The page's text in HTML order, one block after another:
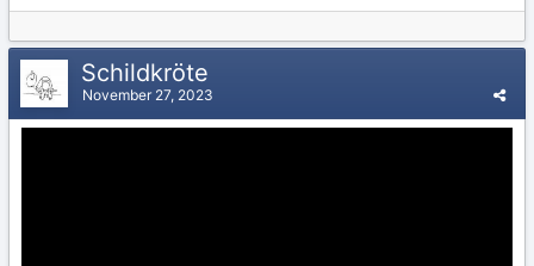
Schildkröte
November 27, 2023